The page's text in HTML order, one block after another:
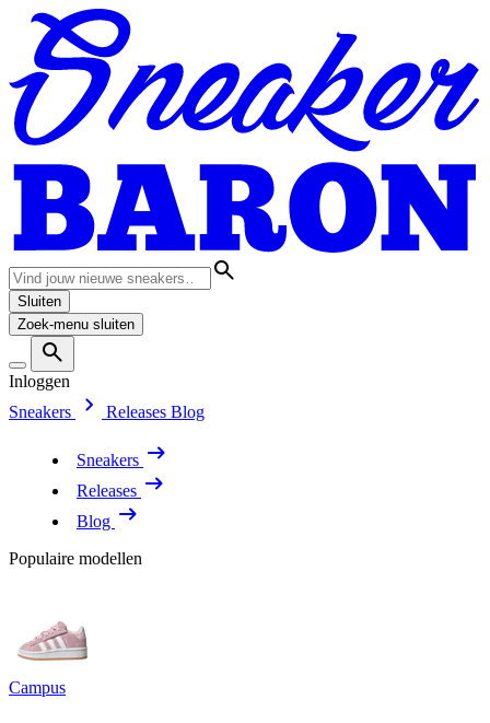
Sluiten
Zoek-menu sluiten
Inloggen
Sneakers
Releases Blog
Sneakers
Releases
Blog
Populaire modellen
Campus